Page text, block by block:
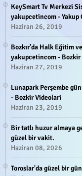
KeySmart Tv Merkezi
yakupcetincom - Yakup
Haziran 26, 2019
Bozkır’da Halk Eğitim
yakupcetincom - Bozkir
Haziran 27, 2019
Lunapark Perşembe
- Bozkir Videolari
Haziran 23, 2019
Bir tatlı huzur almaya
güzel bir vakit.
Haziran 08, 2026
Toroslar'da güzel bir